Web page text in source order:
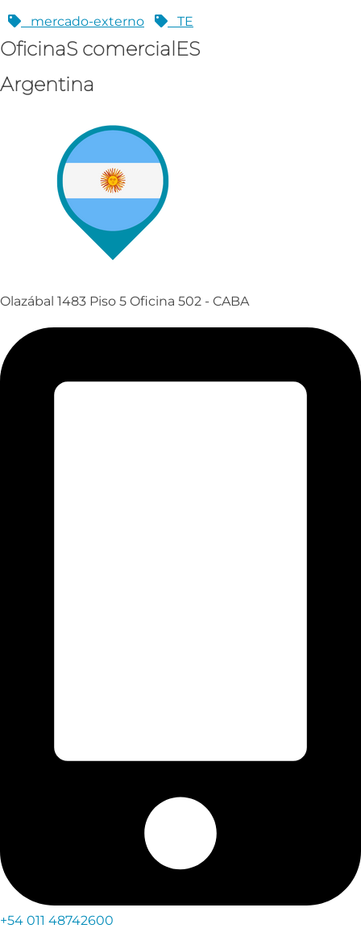
mercado-externo TE
OficinaS comercialES
Argentina
Olazábal 1483 Piso 5 Oficina 502 - CABA
+54 011 48742600​